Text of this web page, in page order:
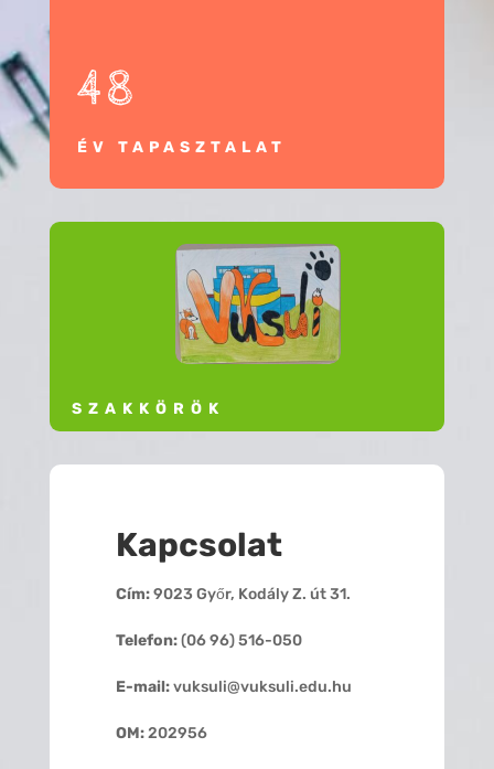
48
ÉV TAPASZTALAT
SZAKKÖRÖK
Kapcsolat
Cím:9023 Győr, Kodály Z. út 31.
Telefon:(06 96) 516-050
E-mail:vuksuli@vuksuli.edu.hu
OM:202956